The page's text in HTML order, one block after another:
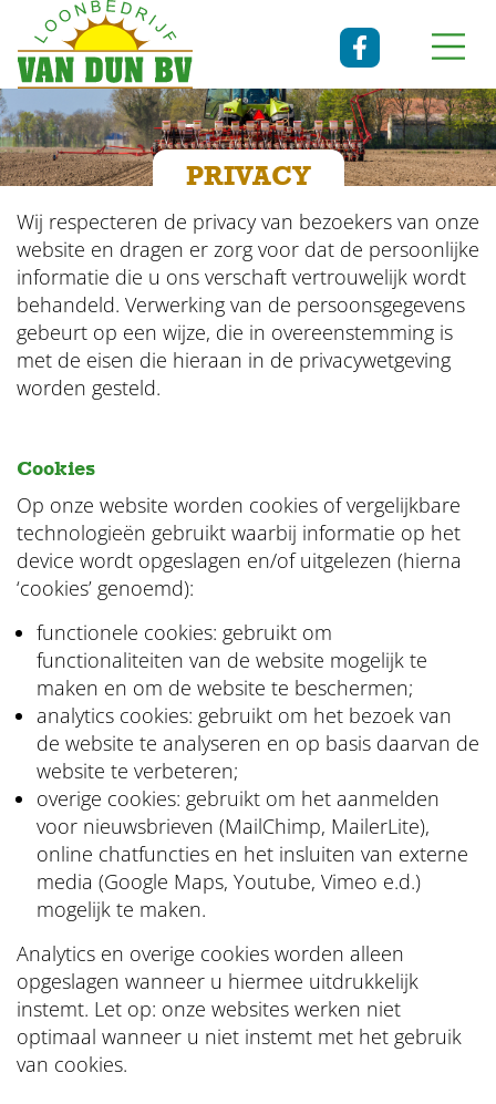
PRIVACY
Wij respecteren de privacy van bezoekers van onze
website en dragen er zorg voor dat de persoonlijke
informatie die u ons verschaft vertrouwelijk wordt
behandeld. Verwerking van de persoonsgegevens
gebeurt op een wijze, die in overeenstemming is
met de eisen die hieraan in de privacywetgeving
worden gesteld.
Cookies
Op onze website worden cookies of vergelijkbare
technologieën gebruikt waarbij informatie op het
device wordt opgeslagen en/of uitgelezen (hierna
‘cookies’ genoemd):
functionele cookies: gebruikt om
functionaliteiten van de website mogelijk te
maken en om de website te beschermen;
analytics cookies: gebruikt om het bezoek van
de website te analyseren en op basis daarvan de
website te verbeteren;
overige cookies: gebruikt om het aanmelden
voor nieuwsbrieven (MailChimp, MailerLite),
online chatfuncties en het insluiten van externe
media (Google Maps, Youtube, Vimeo e.d.)
mogelijk te maken.
Analytics en overige cookies worden alleen
opgeslagen wanneer u hiermee uitdrukkelijk
instemt. Let op: onze websites werken niet
optimaal wanneer u niet instemt met het gebruik
van cookies.